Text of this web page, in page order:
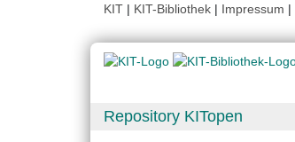
KIT | KIT-Bibliothek | Impressum |
Repository KITopen